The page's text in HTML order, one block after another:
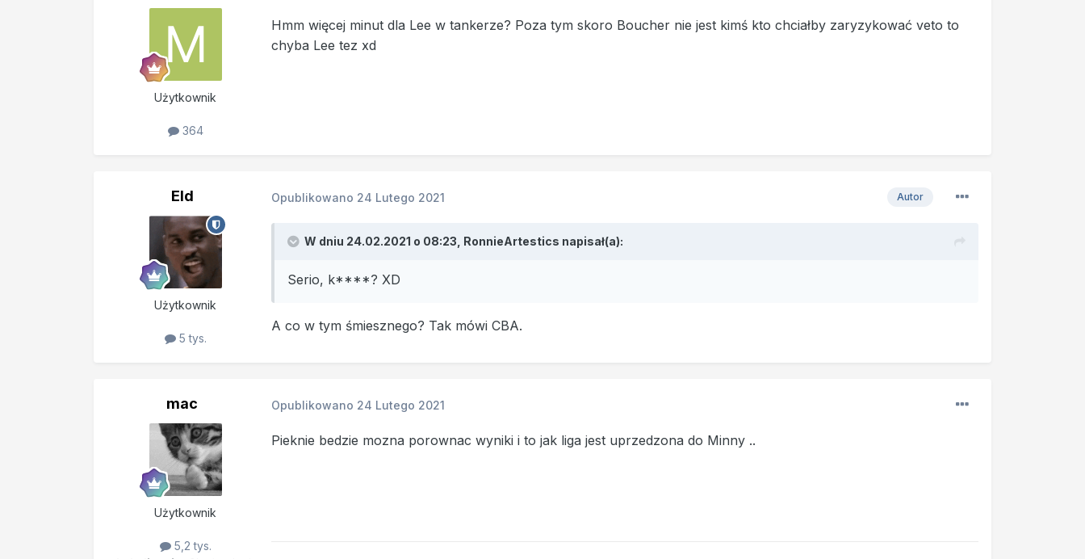
Użytkownik
364
Hmm więcej minut dla Lee w tankerze? Poza tym skoro Boucher nie jest kimś kto chciałby zaryzykować veto to
chyba Lee tez xd
Eld
Użytkownik
5 tys.
Autor
Opublikowano 24 Lutego 2021
W dniu 24.02.2021 o 08:23, RonnieArtestics napisał(a):
Serio, k****? XD
A co w tym śmiesznego? Tak mówi CBA.
mac
Użytkownik
5,2 tys.
Opublikowano 24 Lutego 2021
Pieknie bedzie mozna porownac wyniki i to jak liga jest uprzedzona do Minny ..